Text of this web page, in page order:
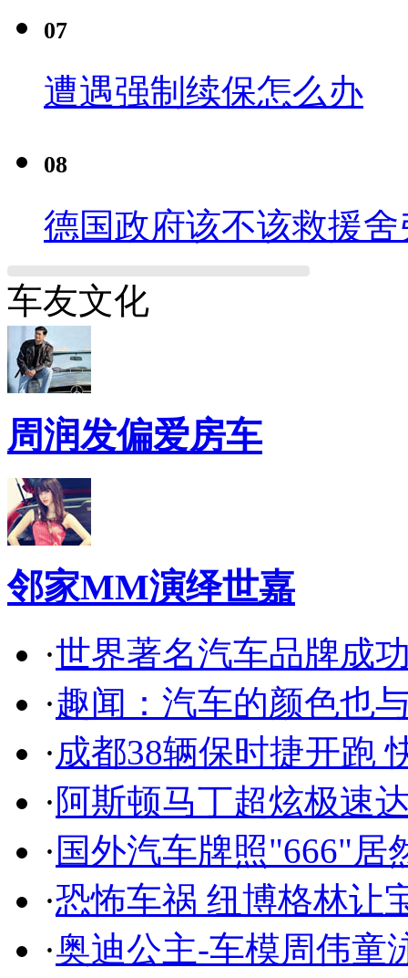
07
遭遇强制续保怎么办
08
德国政府该不该救援舍
车友文化
周润发偏爱房车
邻家MM演绎世嘉
·世界著名汽车品牌成
·趣闻：汽车的颜色也
·成都38辆保时捷开跑
·阿斯顿马丁超炫极速
· 国外汽车牌照"666"居
·恐怖车祸 纽博格林让
·奥迪公主-车模周伟童